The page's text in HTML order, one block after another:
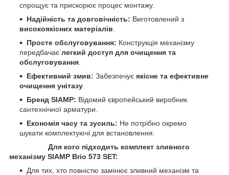
спрощує та прискорює процес монтажу.
Надійність та довговічність: Виготовлений з
високоякісних матеріалів
Просте обслуговування: Конструкція механізму
передбачає легкий доступ для очищення та
обслуговування
Ефективний змив: Забезпечує якісне та ефективне
очищення унітазу
Бренд SIAMP: Відомий європейський виробник
сантехнічної арматури.
Економія часу та зусиль: Не потрібно окремо
шукати комплектуючі для встановлення.
Для кого підходить комплект зливного
механізму SIAMP Brio 573 SET:
Для тих, хто повністю замінює зливний механізм та